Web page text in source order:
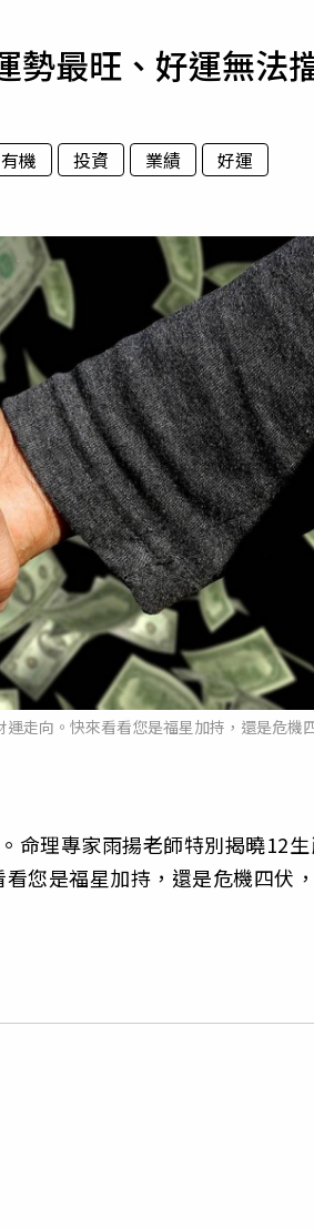
運勢
梅酒
最旺、好運無法
有機 投資 業績
好運
走向。快來看看您是福星加持，還是危機
命理專家雨揚老師特別揭曉12
您是福星加持，還是危機四伏，